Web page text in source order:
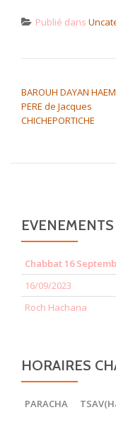
Publié dans
BAROUH DAYAN
PERE de Jacques
CHICHEPORTICHE
EVENEMENTS
Chabbat 16
16/09/2023
Roch Hachana
HORAIRES
PARACHA